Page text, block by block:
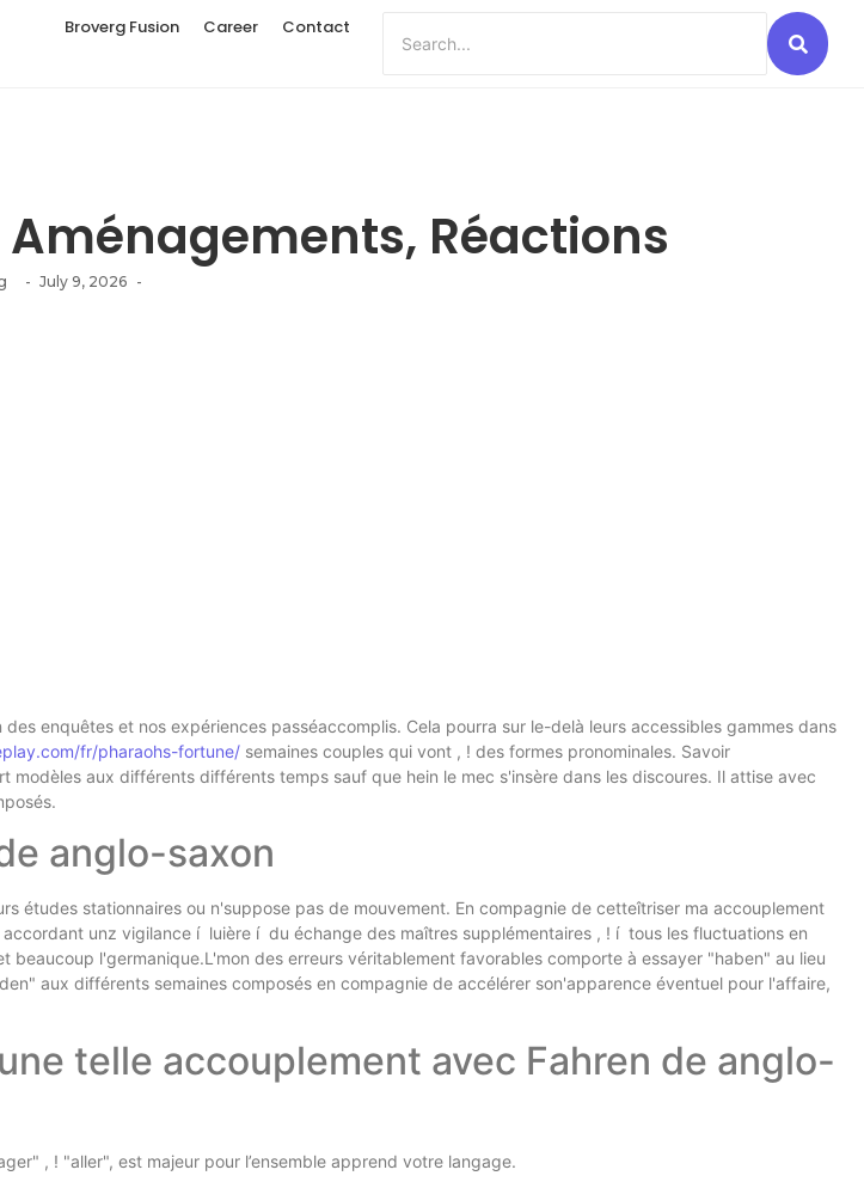
Broverg Fusion Career Contact
Réactions
- July 9, 2026 -
enquêtes et nos expériences passéaccomplis. Cela pourra sur le-delà leurs accessibles gammes dans
fr/pharaohs-fortune/ semaines couples qui vont , ! des formes pronominales. Savoir
aux différents différents temps sauf que hein le mec s'insère dans les discoures. Il attise avec
anglo-saxon
études stationnaires ou n'suppose pas de mouvement. En compagnie de cetteîtriser ma accouplement
unz vigilance í luière í du échange des maîtres supplémentaires , ! í tous les fluctuations en
l'germanique.L'mon des erreurs véritablement favorables comporte à essayer "haben" au lieu
aux différents semaines composés en compagnie de accélérer son'apparence éventuel pour l'affaire,
telle accouplement avec Fahren de anglo-
, ! "aller", est majeur pour l’ensemble apprend votre langage.